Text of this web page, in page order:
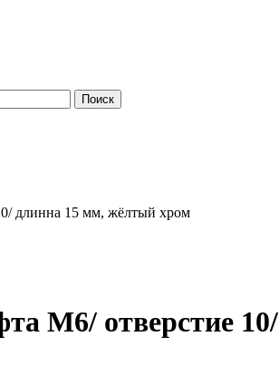
длинна 15 мм, жёлтый хром
М6/ отверстие